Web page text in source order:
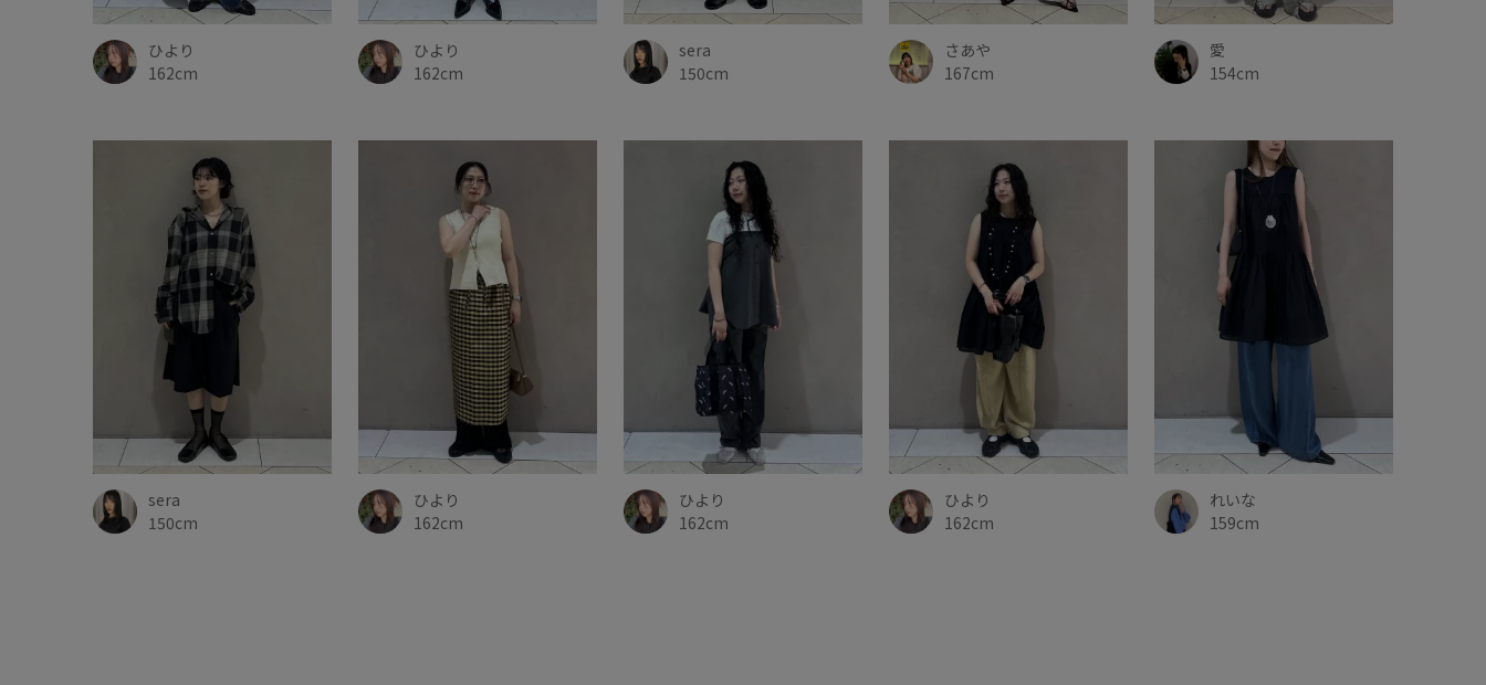
ひより
162cm
ひより
162cm
sera
150cm
さあや
167cm
愛
154cm
sera
150cm
ひより
162cm
ひより
162cm
ひより
162cm
れいな
159cm